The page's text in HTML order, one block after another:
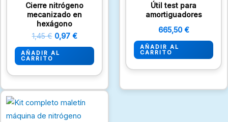
Cierre nitrógeno
mecanizado en
hexágono
1,45€ 0,97 €
AÑADIR AL
CARRITO
Útil test para
amortiguadores
665,50 €
AÑADIR AL
CARRITO